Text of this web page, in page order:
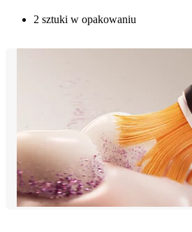
2 sztuki w opakowaniu